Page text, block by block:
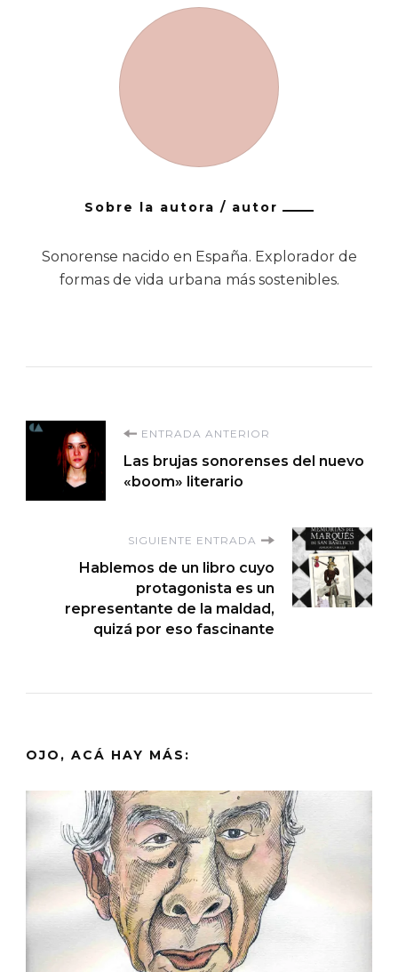
Sobre la autora / autor
Sonorense nacido en España. Explorador de
formas de vida urbana más sostenibles.
Navegación
de
entradas
ENTRADA ANTERIOR
Las brujas sonorenses del nuevo
«boom» literario
SIGUIENTE ENTRADA
Hablemos de un libro cuyo
protagonista es un
representante de la maldad,
quizá por eso fascinante
OJO, ACÁ HAY MÁS: